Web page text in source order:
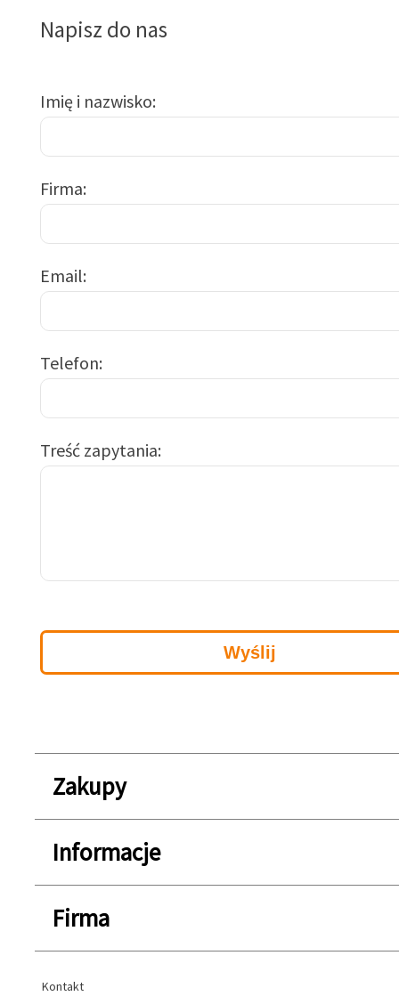
Napisz do nas
Imię i nazwisko
Firma
Email
Telefon
Treść zapytania
Zakupy
Informacje
Firma
Kontakt
Kontakt